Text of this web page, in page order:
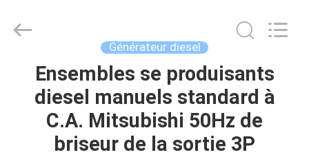
MAISON
PRODUITS
corporate
limited.
Générateur diesel
Ensembles se produisants
diesel manuels standard à
C.A. Mitsubishi 50Hz de
briseur de la sortie 3P